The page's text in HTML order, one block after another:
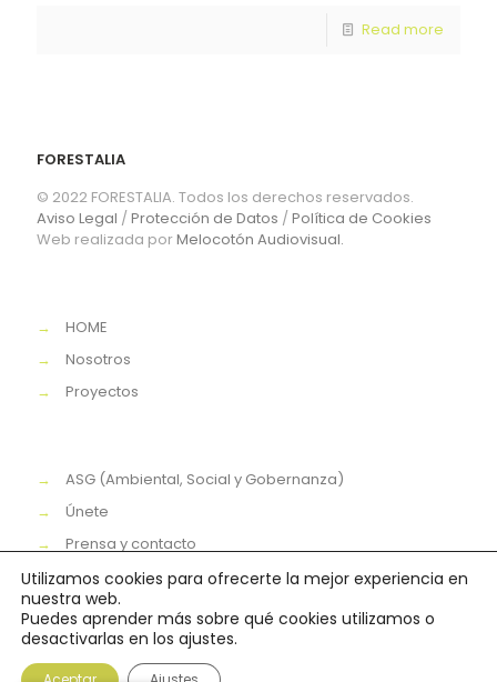
Read more
FORESTALIA
© 2022 FORESTALIA. Todos los derechos reservados.
Aviso Legal /Protección de Datos /Política de Cookies
Web realizada porMelocotón Audiovisual.
→
HOME
→
Nosotros
→
Proyectos
→
ASG (Ambiental, Social y Gobernanza)
→
Únete
→
Prensa y contacto
Utilizamos cookies para ofrecerte la mejor experiencia en
nuestra web.
Puedes aprender más sobre qué cookies utilizamos o
desactivarlas en los ajustes.